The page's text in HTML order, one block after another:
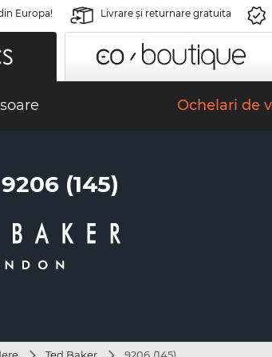
Europa! Livrare şi returnare gratuita
Ochelari de
(145)